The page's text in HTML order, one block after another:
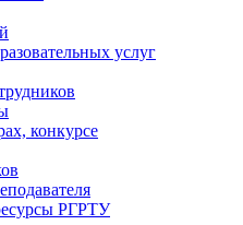
услуг
конкурсе
РГРТУ